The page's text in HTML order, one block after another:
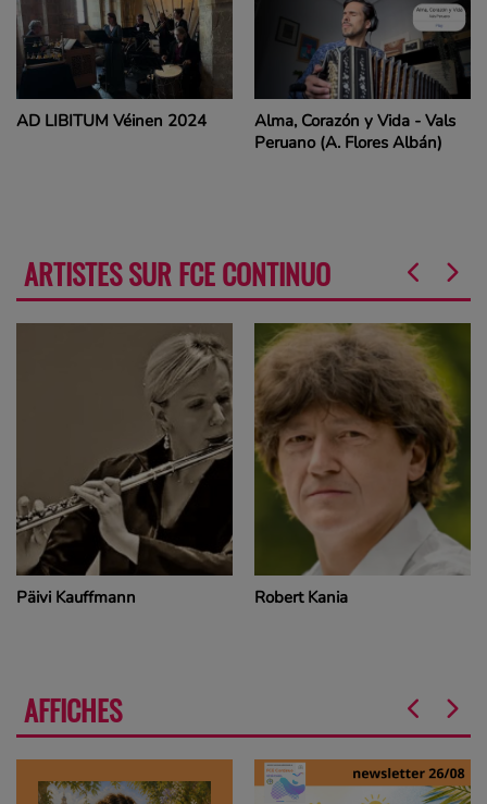
Alma, Corazón y Vida - Vals
Amélie
ARTISTES SUR FCE CONTINUO
Robert Kania Janusz Wawrowski
AFFICHES